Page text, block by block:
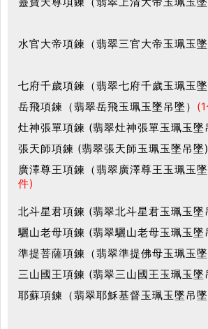
水官大帝項鍊（翡翠三官大帝玉珮玉墜
七府千歲項鍊（翡翠七府千歲玉珮玉墜
岳飛項鍊（翡翠岳飛玉珮玉墜吊墜）
灶神張單項鍊 (翡翠灶神張單玉珮玉墜
張天師項鍊 (翡翠張天師玉珮玉墜吊墜)
廣澤尊王項鍊（翡翠廣澤尊王玉珮玉墜
件)
北斗星君項鍊 (翡翠北斗星君玉珮玉墜
驪山老母項鍊 (翡翠驪山老母玉珮玉墜
準提菩薩項鍊（翡翠準提佛母玉珮玉墜
三山國王項鍊 (翡翠三山國王玉珮玉墜
耶蘇項鍊（翡翠耶穌基督玉珮玉墜吊墜